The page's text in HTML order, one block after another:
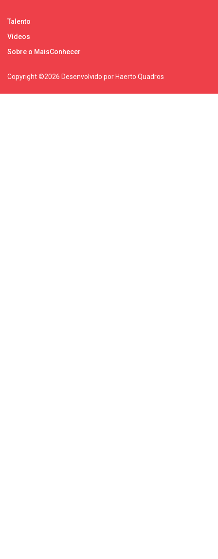
Talento
Vídeos
Sobre o MaisConhecer
Copyright ©2026 Desenvolvido por Haerto Quadros